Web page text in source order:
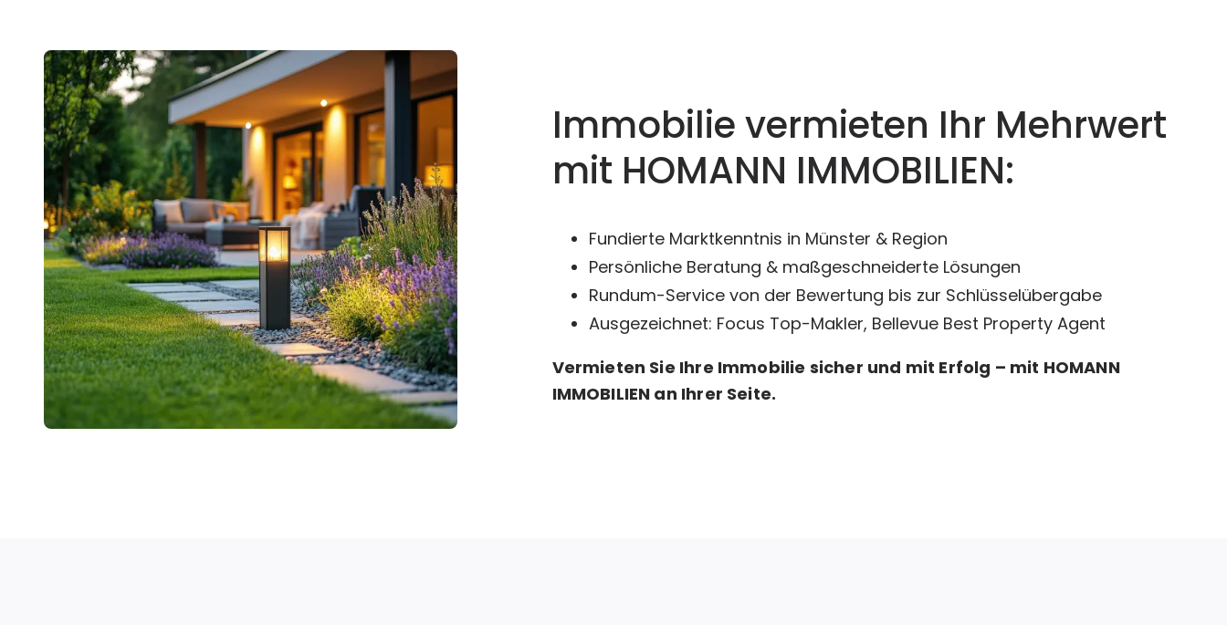
Immobilie vermieten Ihr Mehrwert
mit HOMANN IMMOBILIEN:
Fundierte Marktkenntnis in Münster & Region
Persönliche Beratung & maßgeschneiderte Lösungen
Rundum-Service von der Bewertung bis zur Schlüsselübergabe
Ausgezeichnet: Focus Top-Makler, Bellevue Best Property Agent
Vermieten Sie Ihre Immobilie sicher und mit Erfolg – mit HOMANN
IMMOBILIEN an Ihrer Seite.